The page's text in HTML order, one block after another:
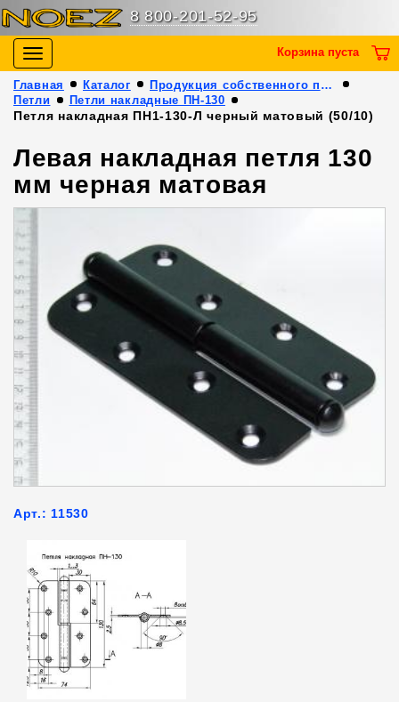
8 800-201-52-95
Toggle
navigation
Корзина пуста
Главная Каталог
Продукция собственного производства
Петли
Петли накладные ПН-130
Петля накладная ПН1-130-Л черный матовый (50/10)
Левая накладная петля 130
мм черная матовая
Арт.: 11530